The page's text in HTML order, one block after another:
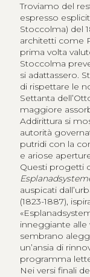
Troviamo del
espresso
Stoccolma) del
architetti come
prima volta
Stoccolma
si adattassero.
di rispettare le
Settanta
maggiore
Addirittura si
autorità
putridi con la
e ariose
Questi progetti
auspicati
(1823-1887),
«
inneggiante alle
sembrano
un’ansia di
programma
Nei versi finali